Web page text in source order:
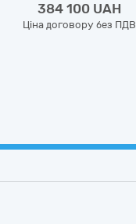
384 100 UAH
Ціна договору без ПДВ